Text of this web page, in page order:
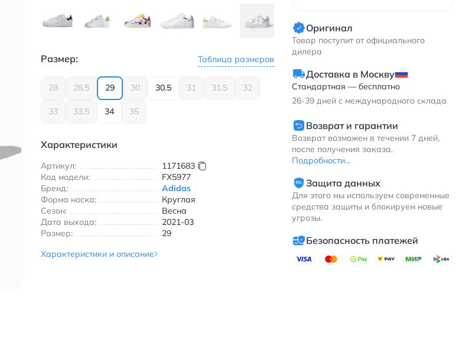
+33
Размер: Таблица размеров
28 28.5 29 30 30.5 31 31.5 32
33 33.5 34 35
Характеристики
Артикул:
1171683
Код модели:
FX5977
Бренд:
Adidas
Форма носка:
Круглая
Сезон:
Весна
Дата выхода:
2021-03
Размер:
29
Характеристики и описание
Оригинал
Товар поступит от официального
дилера
Доставка в Москву
Стандартная — бесплатно
26-39 дней с международного склада
Возврат и гарантии
Возврат возможен в течении 7 дней,
после получения заказа.
Подробности...
Защита данных
Для этого мы используем современные
средства защиты и блокируем новые
угрозы.
Безопасность платежей